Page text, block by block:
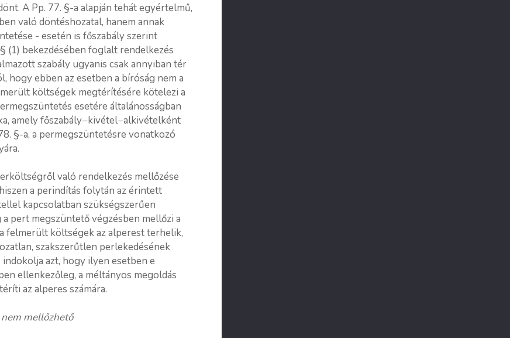
A Pp. 77. §-a alapján tehát egyértelmű,
való döntéshozatal, hanem annak
- esetén is főszabály szerint
(1) bekezdésében foglalt rendelkezés
szabály ugyanis csak annyiban tér
hogy ebben az esetben a bíróság nem a
költségek megtérítésére kötelezi a
esetére általánosságban
amely főszabály−kivétel−alkivételként
§-a, a permegszüntetésre vonatkozó
való rendelkezés mellőzése
a perindítás folytán az érintett
kapcsolatban szükségszerűen
pert megszüntető végzésben mellőzi a
felmerült költségek az alperest terhelik,
szakszerűtlen perlekedésének
azt, hogy ilyen esetben e
ellenkezőleg, a méltányos megoldás
az alperes számára.
mellőzhető